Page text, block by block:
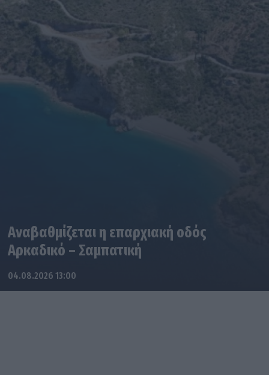
Αναβαθμίζεται η επαρχιακή οδός
Αρκαδικό – Σαμπατική
04.08.2026 13:00